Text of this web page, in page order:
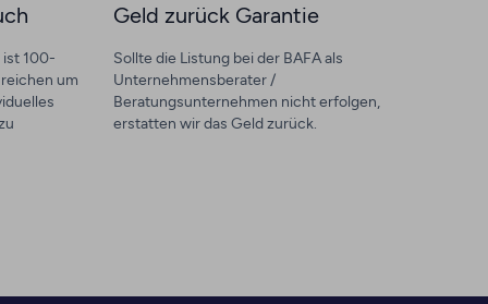
ist 100-
um
Geld zurück Garantie
Sollte die Listung bei der BAFA als
Unternehmensberater /
Beratungsunternehmen nicht erfolgen,
erstatten wir das Geld zurück.